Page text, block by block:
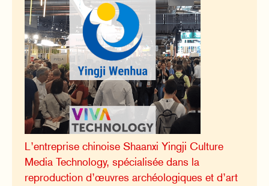
L’entreprise chinoise Shaanxi Yingji Culture
Media Technology, spécialisée dans la
reproduction d’œuvres archéologiques et d’art